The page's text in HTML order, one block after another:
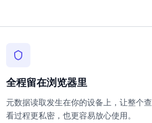
全程留在浏览器里
元数据读取发生在你的设备上，让整个查
看过程更私密，也更容易放心使用。